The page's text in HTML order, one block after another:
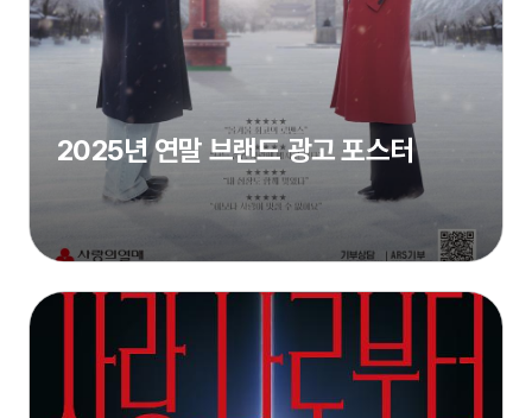
2025년 연말 브랜드 광고 포스터